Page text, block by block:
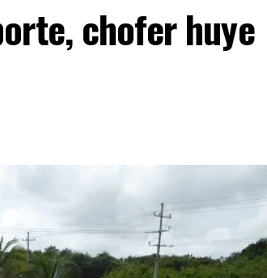
chofer huye